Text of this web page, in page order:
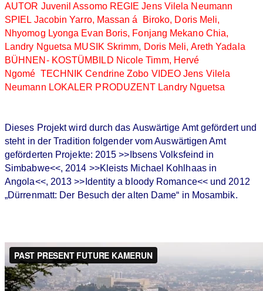
AUTOR Juvenil Assomo REGIE Jens Vilela Neumann
SPIEL Jacobin Yarro, Massan á Biroko, Doris Meli,
Nhyomog Lyonga Evan Boris, Fonjang Mekano Chia,
Landry Nguetsa MUSIK Skrimm, Doris Meli, Areth Yadala
BÜHNEN- KOSTÜMBILD Nicole Timm, Hervé
Ngomé TECHNIK Cendrine Zobo VIDEO Jens Vilela
Neumann LOKALER PRODUZENT Landry Nguetsa
Dieses Projekt wird durch das Auswärtige Amt gefördert und
steht in der Tradition folgender vom Auswärtigen Amt
geförderten Projekte: 2015 >>Ibsens Volksfeind in
Simbabwe<<, 2014 >>Kleists Michael Kohlhaas in
Angola<<, 2013 >>Identity a bloody Romance<< und 2012
„Dürrenmatt: Der Besuch der alten Dame“ in Mosambik.